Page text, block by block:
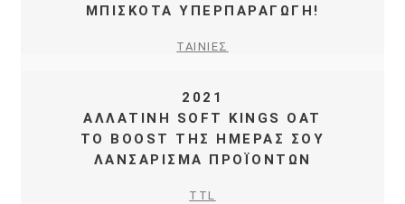
ΜΠΙΣΚΟΤΑ ΥΠΕΡΠΑΡΑΓΩΓΗ!
ΤΑΙΝΙΕΣ
2021
ΑΛΛΑΤΙΝΗ SOFT KINGS OAT
ΤΟ BOOST ΤΗΣ ΗΜΕΡΑΣ ΣΟΥ
ΛΑΝΣΑΡΙΣΜΑ ΠΡΟΪΟΝΤΩΝ
TTL